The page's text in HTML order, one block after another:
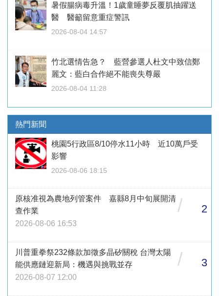
暑假腸病毒升溫！1歲童睡夢反覆肌抽躍送
醫 醫籲留意重症警訊
2026-08-04 14:57
竹北選情告急？ 藍營參選人杜文中致信鄭
麗文：藍白合作絕不能喪失尊嚴
2026-08-04 11:28
熱門新聞
桃園5行政區8/10停水11小時 近10萬戶受
影響
2026-08-06 18:15
原核准視為農地列管案件 嘉縣8月中旬展開清
查作業
2026-08-06 16:53
/ 2
川普重拳祭232條款加徵多晶矽關稅 台灣太陽
能供應鏈迎新局：機遇與挑戰並存
2026-08-07 12:00
/ 3